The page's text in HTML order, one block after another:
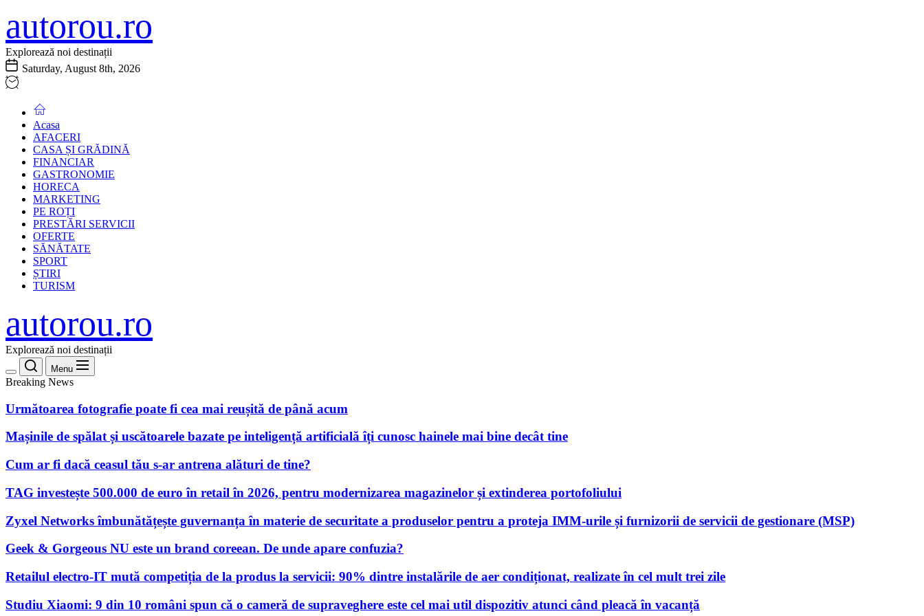
to
the
content
autorou.ro
Explorează noi destinații
Saturday, August 8th, 2026
Acasa
AFACERI
CASA ȘI GRĂDINĂ
FINANCIAR
GASTRONOMIE
HORECA
MARKETING
PE ROȚI
PRESTĂRI SERVICII
OFERTE
SĂNĂTATE
SPORT
ȘTIRI
TURISM
autorou.ro
Explorează noi destinații
Menu
Breaking News
Următoarea fotografie poate fi cea mai reușită de până acum
Mașinile de spălat și uscătoarele bazate pe inteligență artificială îți cunosc hainele mai bine decât tine
Cum ar fi dacă ceasul tău s-ar antrena alături de tine?
TAG investește 500.000 de euro în retail în 2026, pentru modernizarea magazinelor și extinderea portofoliului
Zyxel Networks îmbunătățește guvernanța în materie de securitate a produselor pentru a proteja IMM-urile și furnizorii de servicii de gestionare (MSP)
Geek & Gorgeous NU este un brand coreean. De unde apare confuzia?
Retailul electro-IT mută competiția de la produs la servicii: 90% dintre instalările de aer condiționat, realizate în cel mult trei zile
Studiu Xiaomi: 9 din 10 români spun că o cameră de supraveghere este cel mai util dispozitiv atunci când pleacă în vacanță